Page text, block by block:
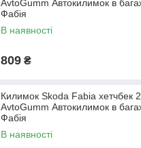
AvtoGumm Автокилимок в
Фабія
В наявності
809 ₴
Килимок Skoda Fabia хетчбек
AvtoGumm Автокилимок в
Фабія
В наявності